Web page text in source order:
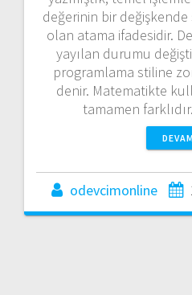
değerinin bir
olan atama ifadesidir.
yayılan durumu
programlama stiline
denir. Matematikte
tamamen
odevcimonline